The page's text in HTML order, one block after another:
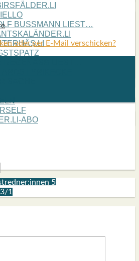
BUSS­MANN LIEST…
ABO
oder per E-Mail verschicken?
5
1